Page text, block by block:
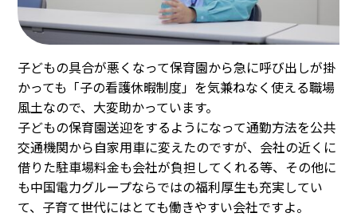
子どもの具合が悪くなって保育園から急に呼び出しが掛
かっても「子の看護休暇制度」を気兼ねなく使える職場
風土なので、大変助かっています。
子どもの保育園送迎をするようになって通勤方法を公共
交通機関から自家用車に変えたのですが、会社の近くに
借りた駐車場料金も会社が負担してくれる等、その他に
も中国電力グループならではの福利厚生も充実してい
て、子育て世代にはとても働きやすい会社ですよ。